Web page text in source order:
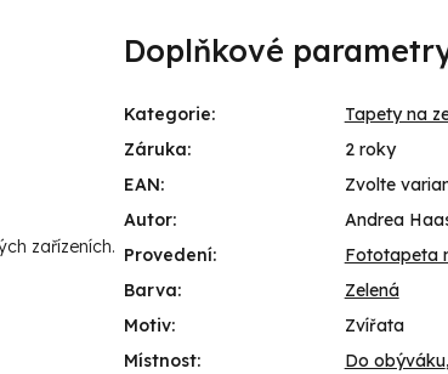
zařízeních.
Doplňkové
Kategorie:
Tapety na
Záruka:
2 roky
EAN:
Zvolte
Autor:
Andrea
Provedení:
Fototapeta
Barva:
Zelená
Motiv:
Zvířata
Místnost: Do obýváku,